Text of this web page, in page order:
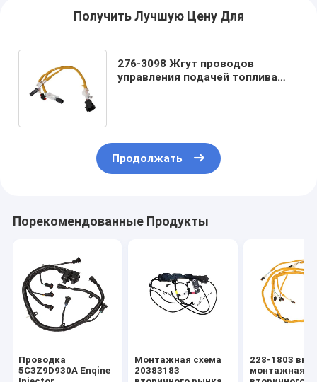
Получить Лучшую Цену Для
276-3098 Жгут проводов
управления подачей топлива
Продолжать
Порекомендованные Продукты
Проводка
5C3Z9D930A Enqine
Монтажная схема
20383183
228-1803
монтажная